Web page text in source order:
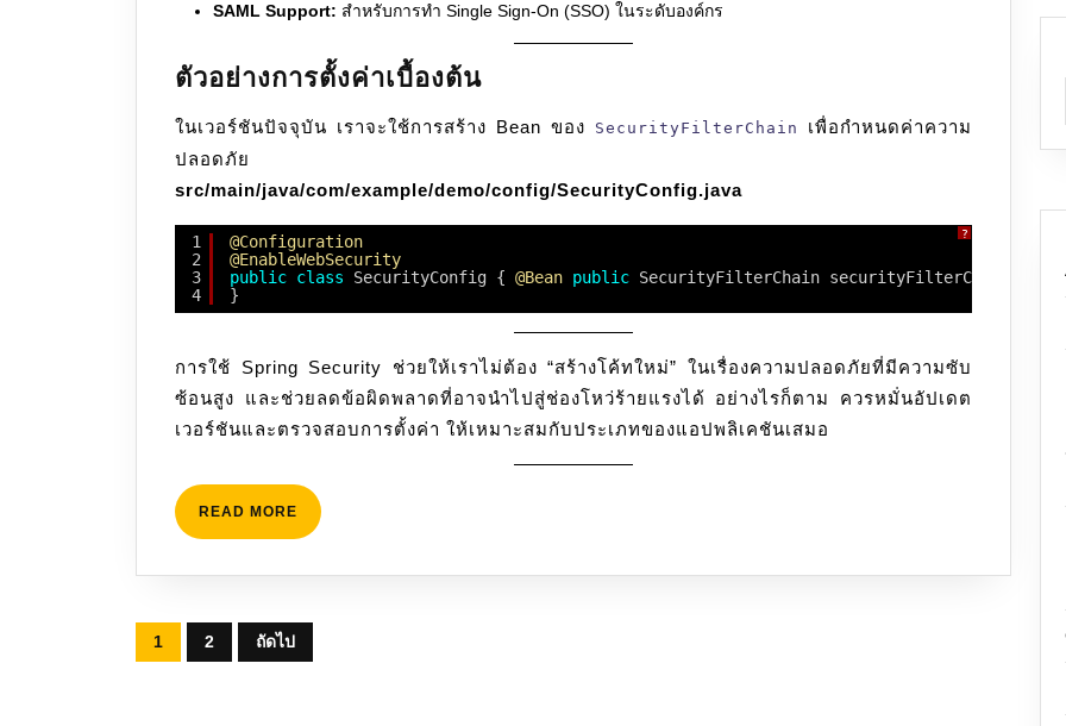
SAML Support: สำหรับการทำ Single Sign-On (SSO) ในระดับองค์กร
ตัวอย่างการตั้งค่าเบื้องต้น
ในเวอร์ชันปัจจุบัน เราจะใช้การสร้าง Bean ของ SecurityFilterChain
เพื่อกำหนดค่าความ
ปลอดภัย
src/main/java/com/example/demo/config/SecurityConfig.java
?
1
2
3
4
@Configuration
@EnableWebSecurity
public class SecurityConfig { @Bean public SecurityFilterChain securityFilterChain
}
การใช้ Spring Security ช่วยให้เราไม่ต้อง “สร้างโค้ทใหม่” ในเรื่องความปลอดภัยที่มีความซับ
ซ้อนสูง และช่วยลดข้อผิดพลาดที่อาจนำไปสู่ช่องโหว่ร้ายแรงได้ อย่างไรก็ตาม ควรหมั่นอัปเดต
เวอร์ชันและตรวจสอบการตั้งค่า ให้เหมาะสมกับประเภทของแอปพลิเคชันเสมอ
READ MORE READ
MORE
Posts
1 2 ถัดไป